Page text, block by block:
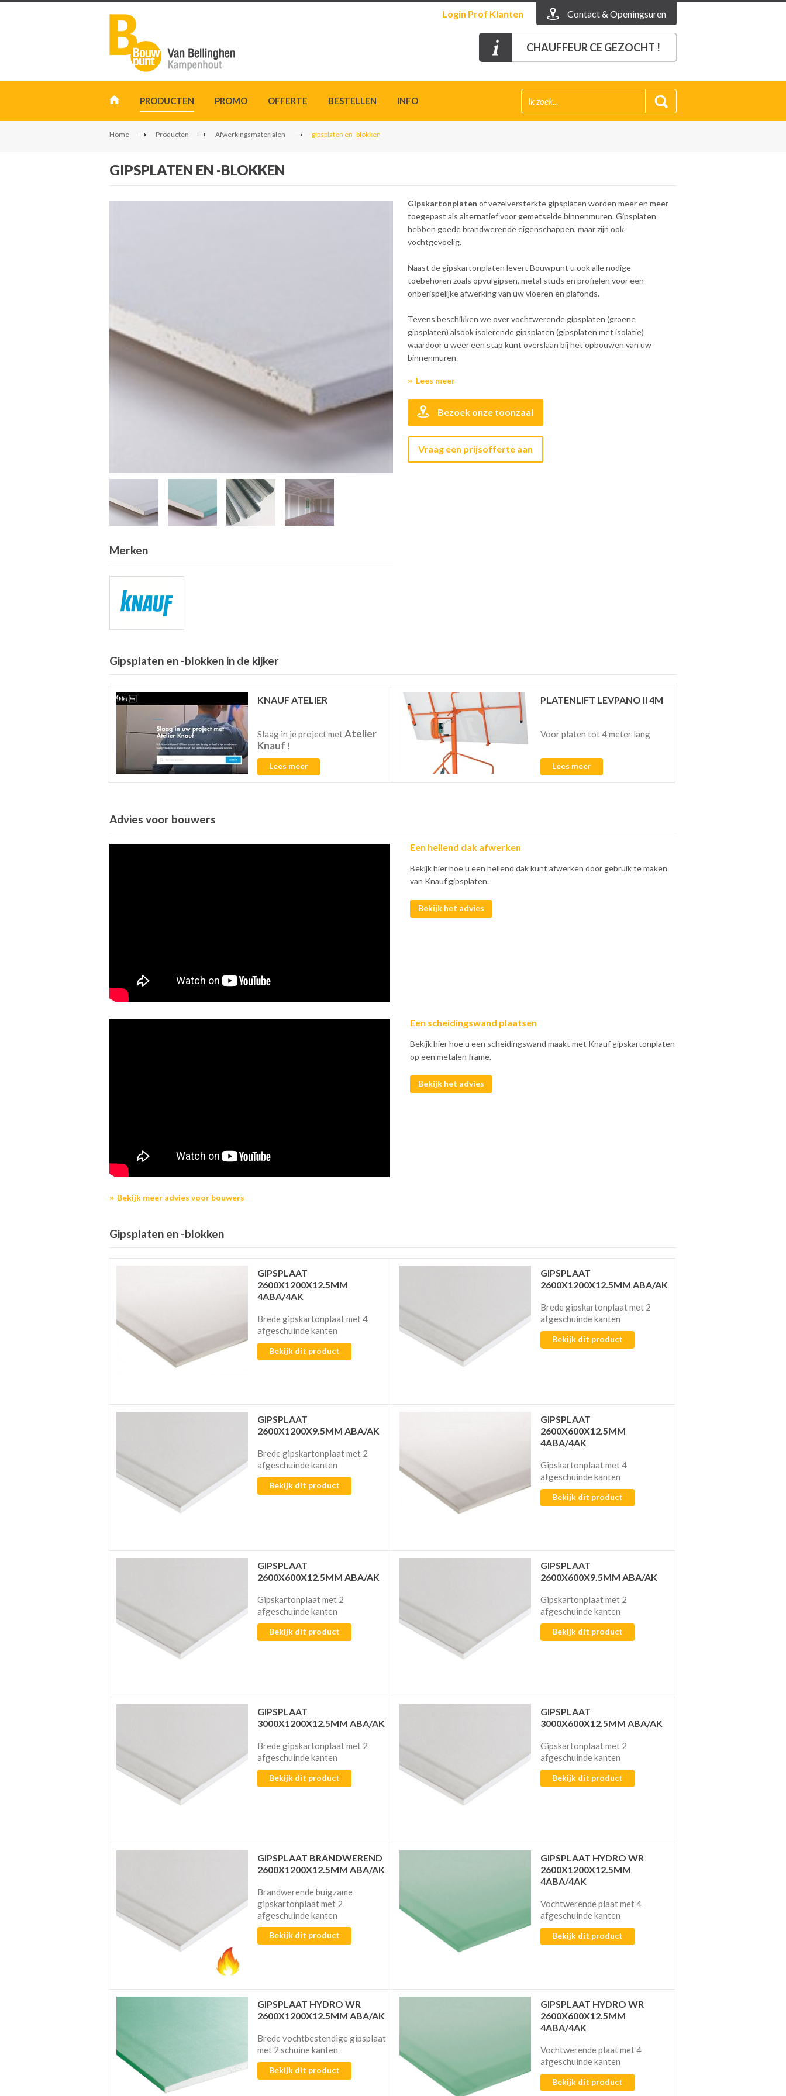
Login Prof Klanten Contact & Openingsuren
CHAUFFEUR CE GEZOCHT !
PRODUCTEN PROMO OFFERTE BESTELLEN INFO
Home Producten Afwerkingsmaterialen gipsplaten en -blokken
GIPSPLATEN EN -BLOKKEN
Gipskartonplatenof vezelversterkte gipsplaten worden meer en meer
toegepast als alternatief voor gemetselde binnenmuren. Gipsplaten
hebben goede brandwerende eigenschappen, maar zijn ook
vochtgevoelig.
Naast de gipskartonplaten levert Bouwpunt u ook alle nodige
toebehoren zoals opvulgipsen, metal studs en profielen voor een
onberispelijke afwerking van uw vloeren en plafonds.
Tevens beschikken we over vochtwerende gipsplaten (groene
gipsplaten) alsook isolerende gipsplaten (gipsplaten met isolatie)
waardoor u weer een stap kunt overslaan bij het opbouwen van uw
binnenmuren.
Lees meer
Bezoek onze toonzaal
Vraag een prijsofferte aan
Merken
Gipsplaten en -blokken in de kijker
KNAUF ATELIER
Slaag in je project metAtelier
Knauf !
Lees meer
PLATENLIFT LEVPANO II 4M
Voor platen tot 4 meter lang
Lees meer
Advies voor bouwers
Een hellend dak afwerken
Bekijk hier hoe u een hellend dak kunt afwerken door gebruik te maken
van Knauf gipsplaten.
Bekijk het advies
Een scheidingswand plaatsen
Bekijk hier hoe u een scheidingswand maakt met Knauf gipskartonplaten
op een metalen frame.
Bekijk het advies
Bekijk meer advies voor bouwers
Gipsplaten en -blokken
GIPSPLAAT
2600X1200X12.5MM
4ABA/4AK
Brede gipskartonplaat met 4
afgeschuinde kanten
Bekijk dit product
GIPSPLAAT
2600X1200X12.5MM ABA/AK
Brede gipskartonplaat met 2
afgeschuinde kanten
Bekijk dit product
GIPSPLAAT
2600X1200X9.5MM ABA/AK
Brede gipskartonplaat met 2
afgeschuinde kanten
Bekijk dit product
GIPSPLAAT
2600X600X12.5MM
4ABA/4AK
Gipskartonplaat met 4
afgeschuinde kanten
Bekijk dit product
GIPSPLAAT
2600X600X12.5MM ABA/AK
Gipskartonplaat met 2
afgeschuinde kanten
Bekijk dit product
GIPSPLAAT
2600X600X9.5MM ABA/AK
Gipskartonplaat met 2
afgeschuinde kanten
Bekijk dit product
GIPSPLAAT
3000X1200X12.5MM ABA/AK
Brede gipskartonplaat met 2
afgeschuinde kanten
Bekijk dit product
GIPSPLAAT
3000X600X12.5MM ABA/AK
Gipskartonplaat met 2
afgeschuinde kanten
Bekijk dit product
GIPSPLAAT BRANDWEREND
2600X1200X12.5MM ABA/AK
Brandwerende buigzame
gipskartonplaat met 2
afgeschuinde kanten
Bekijk dit product
GIPSPLAAT HYDRO WR
2600X1200X12.5MM
4ABA/4AK
Vochtwerende plaat met 4
afgeschuinde kanten
Bekijk dit product
GIPSPLAAT HYDRO WR
2600X1200X12.5MM ABA/AK
Brede vochtbestendige gipsplaat
met 2 schuine kanten
Bekijk dit product
GIPSPLAAT HYDRO WR
2600X600X12.5MM
4ABA/4AK
Vochtwerende plaat met 4
afgeschuinde kanten
Bekijk dit product